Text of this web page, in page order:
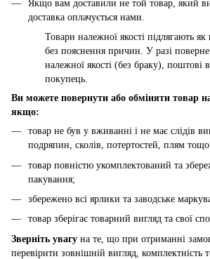
Якщо вам доставили не той товар, який
доставка оплачується нами.
Товари належної якості підлягають
без пояснення причин. У разі
належної якості (без браку), поштові
покупець.
Ви можете повернути або обміняти товар
якщо:
товар не був у вживанні і не має слідів
подряпин, сколів, потертостей, плям
товар повністю укомплектований та
пакування;
збережено всі ярлики та заводське
товар зберігає товарний вигляд та свої
Зверніть увагу на те, що при отриманні
перевірити зовнішній вигляд, комплектність